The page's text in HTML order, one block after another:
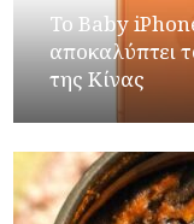
Το Baby
αποκαλύπτει
της Κίνας